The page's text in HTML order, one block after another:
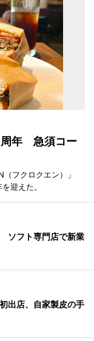
周年 急須コー
フクロクエン）」
迎えた。
ソフト専門店で新業
出店、自家製皮の手